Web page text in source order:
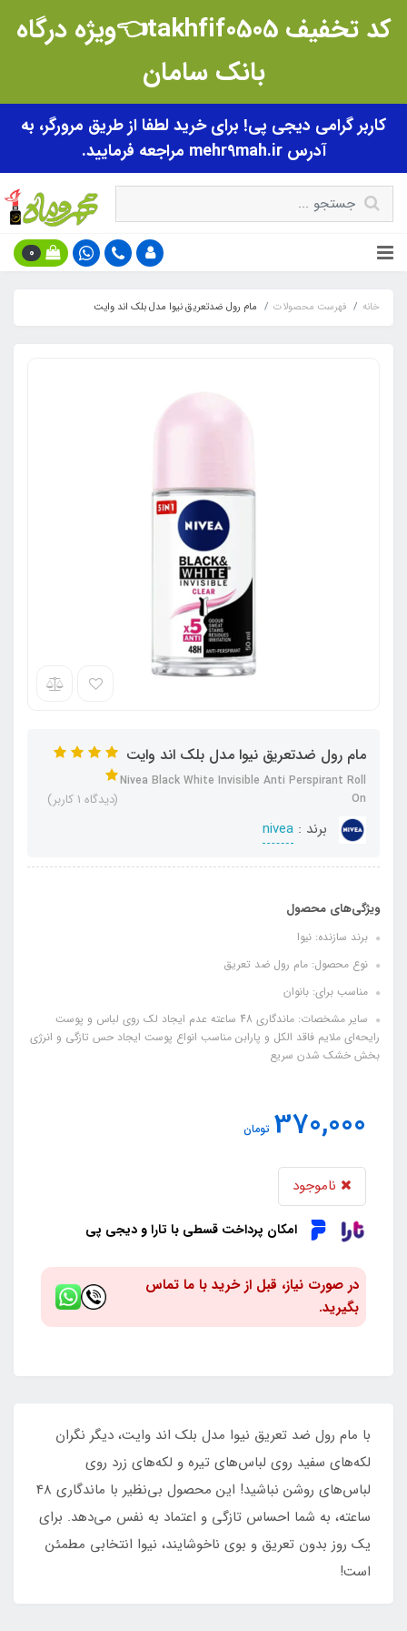
کد تخفیف takhfif0505👈ویژه درگاه
بانک سامان
کاربر گرامی دیجی پی! برای خرید لطفا از طریق مرورگر، به
آدرس mehr9mah.ir مراجعه فرمایید.
0
خانه فهرست محصولات مام رول ضدتعریق نیوا مدل بلک اند وایت
مام رول ضدتعریق نیوا مدل بلک اند وایت
Nivea Black White Invisible Anti Perspirant Roll
On
برند : nivea
(دیدگاه 1 کاربر)
ویژگی‌های محصول
برند سازنده: نیوا
نوع محصول: مام رول ضد تعریق
مناسب برای: بانوان
سایر مشخصات: ماندگاری 48 ساعته عدم ایجاد لک روی لباس و پوست
رایحه‌ای ملایم فاقد الکل و پارابن مناسب انواع پوست ایجاد حس تازگی و انرژی
بخش خشک شدن سریع
370,000 تومان
ناموجود
امکان پرداخت قسطی با تارا و دیجی پی
در صورت نیاز، قبل از خرید با ما تماس
بگیرید.
با مام رول ضد تعریق نیوا مدل بلک اند وایت، دیگر نگران
لکه‌های سفید روی لباس‌های تیره و لکه‌های زرد روی
لباس‌های روشن نباشید! این محصول بی‌نظیر با ماندگاری 48
ساعته، به شما احساس تازگی و اعتماد به نفس می‌دهد. برای
یک روز بدون تعریق و بوی ناخوشایند، نیوا انتخابی مطمئن
است!